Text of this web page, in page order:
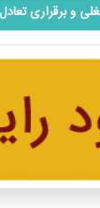
و برقراری